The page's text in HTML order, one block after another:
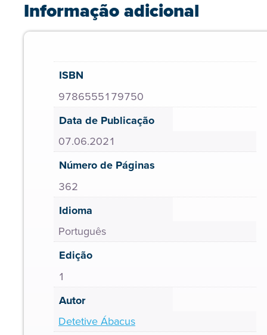
Informação adicional
ISBN
9786555179750
Data de Publicação
07.06.2021
Número de Páginas
362
Idioma
Português
Edição
1
Autor
Detetive Ábacus